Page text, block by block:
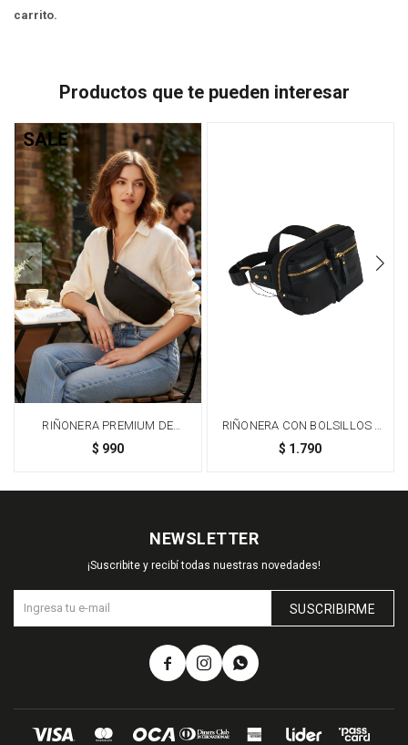
carrito.
Productos que te pueden interesar
RIÑONERA PREMIUM DE
TAFETA AMASADA - NEGRO
$ 990
RIÑONERA CON BOLSILLOS -
NEGRO
$ 1.790
NEWSLETTER
¡Suscribite y recibí todas nuestras novedades!
SUSCRIBIRME
  